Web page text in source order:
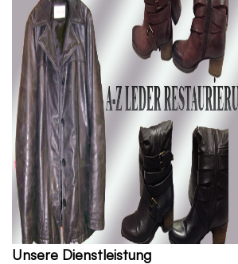
Unsere Dienstleistung